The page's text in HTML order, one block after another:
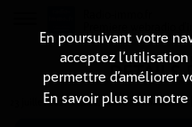
DÉTAILS
23 juillet 2021à 4h02 , durée : 2 minutes
En poursuivant votre
acceptez
permettre d’améliorer
En savoir plus sur